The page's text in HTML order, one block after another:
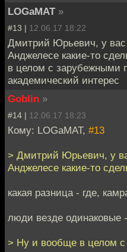
LOGaMAT »
#13 | 12.06.17 18:22
Дмитрий Юрьевич, у вас
Анджелесе какие-то
в целом с зарубежными
академический интерес
Goblin »
#14 | 12.06.17 18:23
Кому: LOGaMAT, #13
> Дмитрий Юрьевич, у
Анджелесе какие-то
какая разница - где,
люди везде одинаковые
> Ну и вообще в целом